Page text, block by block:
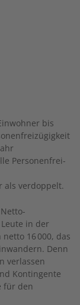
bis
Personenfrei­
als verdoppelt.
Netto­
in der
16 000, das
Denn
verlassen
Kontingente
für den